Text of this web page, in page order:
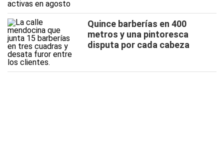
Quince barberías en 400
metros y una pintoresca
disputa por cada cabeza